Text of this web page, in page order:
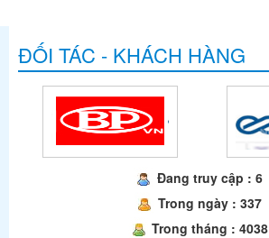
ĐỐI TÁC - KHÁCH HÀNG
Đang truy cập : 6
Trong ngày : 337
Trong tháng : 4038